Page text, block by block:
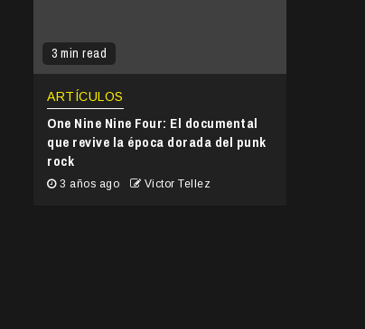
3 min read
ARTÍCULOS
One Nine Nine Four: El documental
que revive la época dorada del punk
rock
3 años ago Victor Tellez